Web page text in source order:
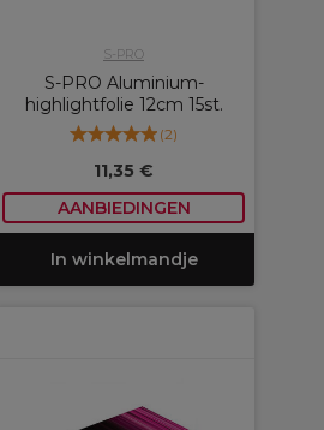
S-PRO
S-PRO Aluminium-
highlightfolie 12cm 15st.
(2)
11,35 €
AANBIEDINGEN
In winkelmandje